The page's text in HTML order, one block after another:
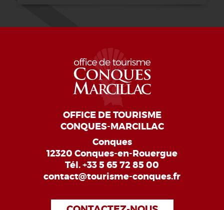
OFFICE DE TOURISME
CONQUES-MARCILLAC
Conques
12320 Conques-en-Rouergue
Tél.+33 5 65 72 85 00
contact@tourisme-conques.fr